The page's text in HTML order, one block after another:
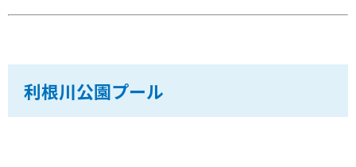
利根川公園プール